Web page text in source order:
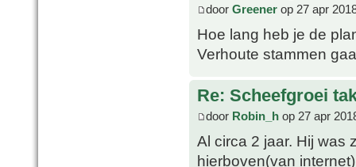
door Greener op 27 apr
Hoe lang heb je de
Verhoute stammen
Re: Scheefgroei
door Robin_h op 27 apr
Al circa 2 jaar. Hij was
hierboven(van